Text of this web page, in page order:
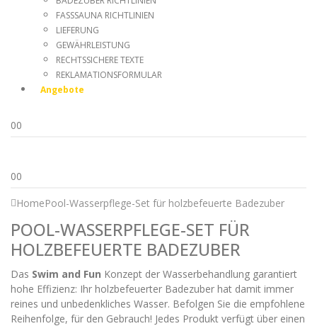
FASSSAUNA RICHTLINIEN
LIEFERUNG
GEWÄHRLEISTUNG
RECHTSSICHERE TEXTE
REKLAMATIONSFORMULAR
Angebote
00
00
HomePool-Wasserpflege-Set für holzbefeuerte Badezuber
POOL-WASSERPFLEGE-SET FÜR
HOLZBEFEUERTE BADEZUBER
Das Swim and Fun Konzept der Wasserbehandlung garantiert
hohe Effizienz: Ihr holzbefeuerter Badezuber hat damit immer
reines und unbedenkliches Wasser. Befolgen Sie die empfohlene
Reihenfolge, für den Gebrauch! Jedes Produkt verfügt über einen